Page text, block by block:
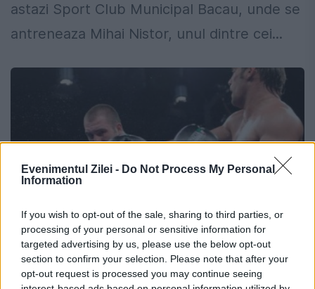
Evenimentul Zilei - Do Not Process My Personal
Information
If you wish to opt-out of the sale, sharing to third parties, or
processing of your personal or sensitive information for
targeted advertising by us, please use the below opt-out
section to confirm your selection. Please note that after your
opt-out request is processed you may continue seeing
astazi Sport Club Municipal Bacau, unde se
antreneaza Mihai Nistor, unul dintre cei...
BOX. Mihai Nistor nu a fost lăsat să